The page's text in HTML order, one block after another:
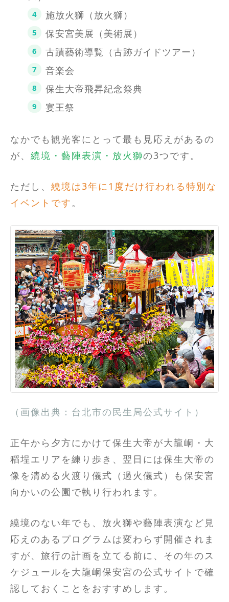
施放火獅（放火獅）
保安宮美展（美術展）
古蹟藝術導覧（古跡ガイドツアー）
音楽会
保生大帝飛昇紀念祭典
宴王祭
なかでも観光客にとって最も見応えがあるの
が、 繞境・藝陣表演・放火獅の3つです。
ただし、 繞境は3年に1度だけ行われる特別な
イベントです 。
（画像出典：台北市の民生局公式サイト）
正午から夕方にかけて保生大帝が大龍峒・大
稻埕エリアを練り歩き、翌日には保生大帝の
像を清める火渡り儀式（過火儀式）も保安宮
向かいの公園で執り行われます。
繞境のない年でも、放火獅や藝陣表演など見
応えのあるプログラムは変わらず開催されま
すが、旅行の計画を立てる前に、その年のス
ケジュールを大龍峒保安宮の公式サイトで確
認しておくことをおすすめします。